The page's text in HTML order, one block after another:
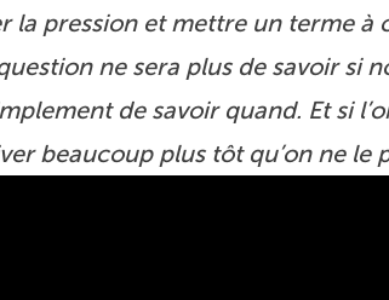
la pression et mettre un terme à
ne sera plus de savoir si
de savoir quand. Et si
beaucoup plus tôt qu’on ne le